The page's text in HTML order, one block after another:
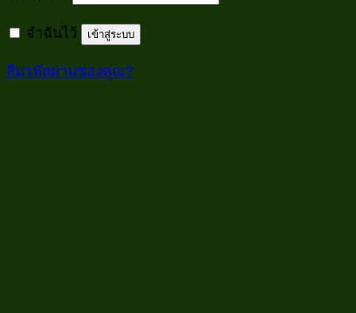
จำฉันไว้ เข้าสู่ระบบ
ลืมรหัสผ่านของคุณ?